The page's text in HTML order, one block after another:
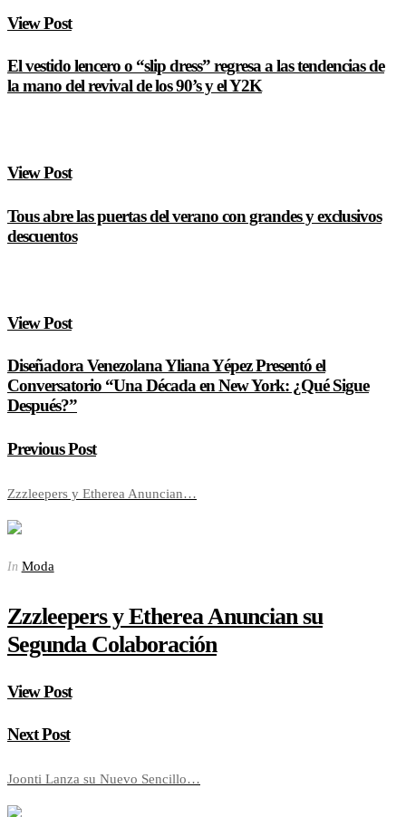
View Post
El vestido lencero o “slip dress” regresa a las tendencias de
la mano del revival de los 90’s y el Y2K
View Post
Tous abre las puertas del verano con grandes y exclusivos
descuentos
View Post
Diseñadora Venezolana Yliana Yépez Presentó el
Conversatorio “Una Década en New York: ¿Qué Sigue
Después?”
Previous Post
Zzzleepers y Etherea Anuncian…
In Moda
Zzzleepers y Etherea Anuncian su
Segunda Colaboración
View Post
Next Post
Joonti Lanza su Nuevo Sencillo…